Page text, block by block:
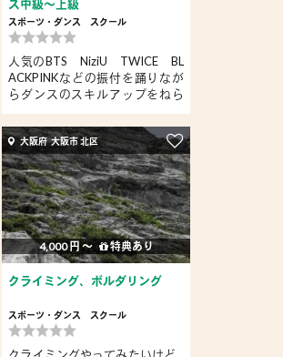
ス中級～上級
スポーツ・ダンス スクール
人気のBTS NiziU TWICE BL
ACKPINKなどの振付を踊りなが
らダンスのスキルアップをねら
大阪府 大阪市 北区
4,000 円 〜 特典あり
クライミング、ボルダリング
スポーツ・ダンス スクール